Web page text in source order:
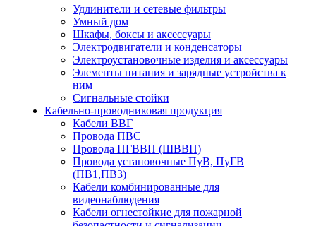
Удлинители и сетевые фильтры
Умный дом
Шкафы, боксы и аксессуары
Электродвигатели и конденсаторы
Электроустановочные изделия и аксессуары
Элементы питания и зарядные устройства к
ним
Сигнальные стойки
Кабельно-проводниковая продукция
Кабели ВВГ
Провода ПВС
Провода ПГВВП (ШВВП)
Провода установочные ПуВ, ПуГВ
(ПВ1,ПВ3)
Кабели комбинированные для
видеонаблюдения
Кабели огнестойкие для пожарной